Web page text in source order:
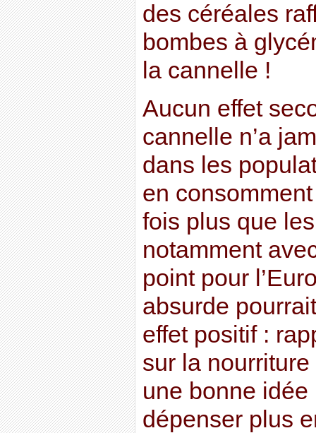
des céréales
bombes à
la cannelle !
Aucun effet
cannelle n’a
dans les
en
fois plus que
notamment
point pour
absurde
effet positif :
sur la nourriture
une bonne idée
dépenser plus